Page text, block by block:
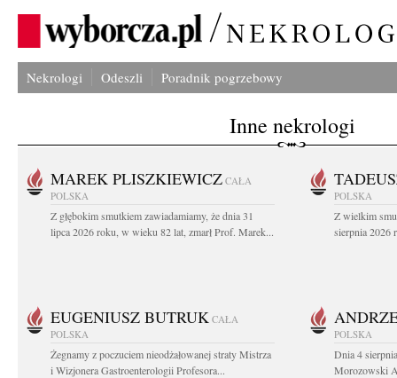
Nekrologi Odeszli Poradnik pogrzebowy
Inne nekrologi
MAREK PLISZKIEWICZ CAŁA
POLSKA
Z głębokim smutkiem zawiadamiamy, że dnia 31
lipca 2026 roku, w wieku 82 lat, zmarł Prof. Marek...
POLSKA
Z wielkim
sierpnia 2026
EUGENIUSZ BUTRUK CAŁA
POLSKA
Żegnamy z poczuciem nieodżałowanej straty Mistrza
i Wizjonera Gastroenterologii Profesora...
POLSKA
Dnia 4
Morozowski